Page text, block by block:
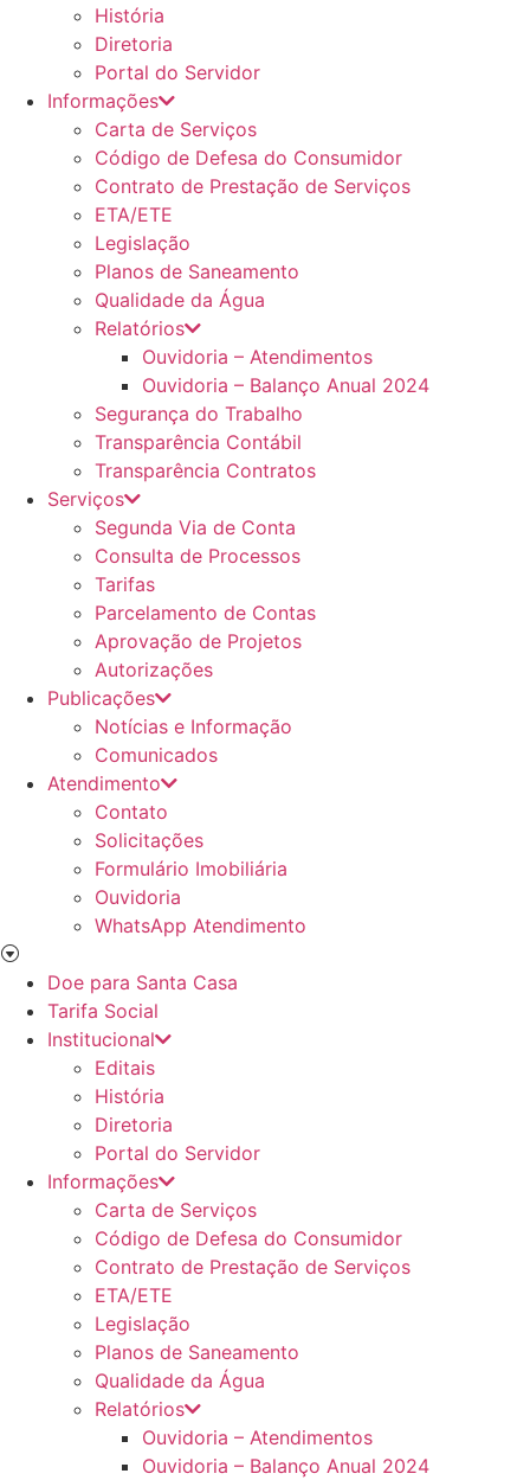
História
Diretoria
Portal do Servidor
Informações
Carta de Serviços
Código de Defesa do Consumidor
Contrato de Prestação de Serviços
ETA/ETE
Legislação
Planos de Saneamento
Qualidade da Água
Relatórios
Ouvidoria – Atendimentos
Ouvidoria – Balanço Anual 2024
Segurança do Trabalho
Transparência Contábil
Transparência Contratos
Serviços
Segunda Via de Conta
Consulta de Processos
Tarifas
Parcelamento de Contas
Aprovação de Projetos
Autorizações
Publicações
Notícias e Informação
Comunicados
Atendimento
Contato
Solicitações
Formulário Imobiliária
Ouvidoria
WhatsApp Atendimento
Doe para Santa Casa
Tarifa Social
Institucional
Editais
História
Diretoria
Portal do Servidor
Informações
Carta de Serviços
Código de Defesa do Consumidor
Contrato de Prestação de Serviços
ETA/ETE
Legislação
Planos de Saneamento
Qualidade da Água
Relatórios
Ouvidoria – Atendimentos
Ouvidoria – Balanço Anual 2024